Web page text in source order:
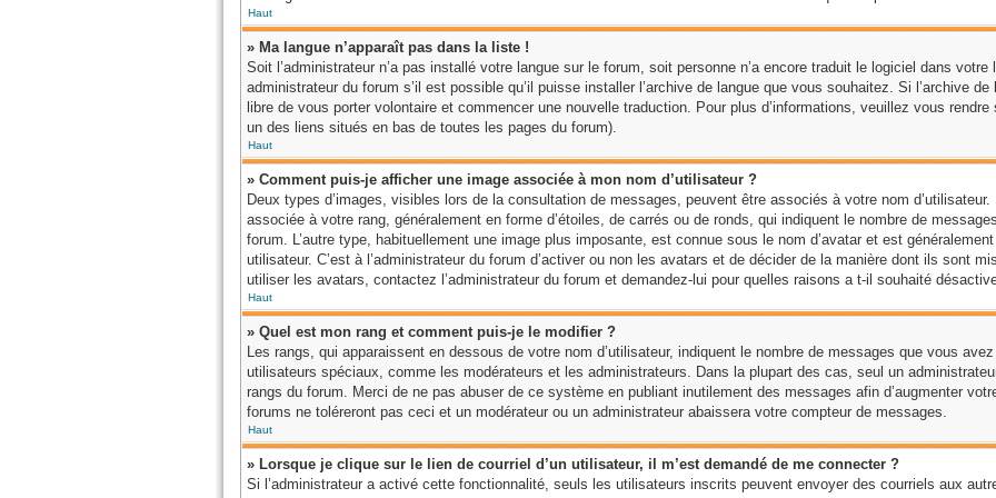
Haut
» Ma langue n’apparaît pas dans la liste !
Soit l’administrateur n’a pas installé votre langue sur le forum, soit personne n’a encore traduit le logiciel dans
administrateur du forum s’il est possible qu’il puisse installer l’archive de langue que vous souhaitez. Si l’archive
libre de vous porter volontaire et commencer une nouvelle traduction. Pour plus d’informations, veuillez vous
un des liens situés en bas de toutes les pages du forum).
Haut
» Comment puis-je afficher une image associée à mon nom d’utilisateur ?
Deux types d’images, visibles lors de la consultation de messages, peuvent être associés à votre nom d’utilisateur.
associée à votre rang, généralement en forme d’étoiles, de carrés ou de ronds, qui indiquent le nombre de
forum. L’autre type, habituellement une image plus imposante, est connue sous le nom d’avatar et est
utilisateur. C’est à l’administrateur du forum d’activer ou non les avatars et de décider de la manière dont ils sont
utiliser les avatars, contactez l’administrateur du forum et demandez-lui pour quelles raisons a t-il souhaité
Haut
» Quel est mon rang et comment puis-je le modifier ?
Les rangs, qui apparaissent en dessous de votre nom d’utilisateur, indiquent le nombre de messages que vous
utilisateurs spéciaux, comme les modérateurs et les administrateurs. Dans la plupart des cas, seul un
rangs du forum. Merci de ne pas abuser de ce système en publiant inutilement des messages afin d’augmenter
forums ne toléreront pas ceci et un modérateur ou un administrateur abaissera votre compteur de messages.
Haut
» Lorsque je clique sur le lien de courriel d’un utilisateur, il m’est demandé de me connecter ?
Si l’administrateur a activé cette fonctionnalité, seuls les utilisateurs inscrits peuvent envoyer des courriels aux